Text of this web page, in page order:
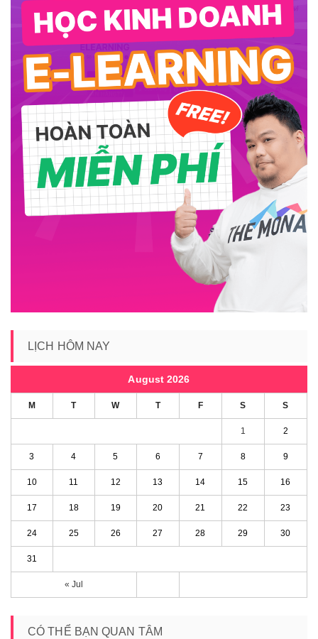
LỊCH HÔM NAY
August 2026
M T W T F S S
« Jul
1 2
3 4 5 6 7 8 9
10 11 12 13 14 15 16
17 18 19 20 21 22 23
24 25 26 27 28 29 30
31
CÓ THỂ BẠN QUAN TÂM